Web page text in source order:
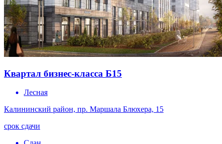
Квартал бизнес-класса Б15
Лесная
Калининский район, пр. Маршала Блюхера, 15
срок сдачи